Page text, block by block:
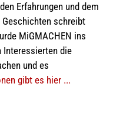
Erfahrungen und dem
schreibt
MiGMACHEN ins
Interessierten die
und es
gibt es hier ...